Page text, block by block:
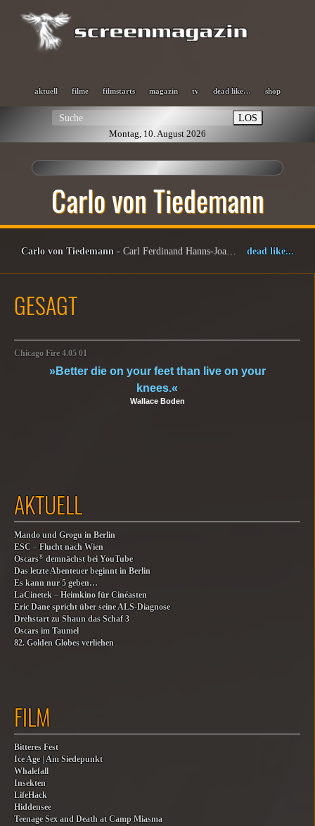
aktuell filme filmstarts magazin tv dead like… shop
LOS
Montag, 10. August 2026
Carlo von Tiedemann
Carlo von Tiedemann dead like...
GESAGT
Chicago Fire 4.05 01
»Better die on your feet than live on your
knees.«
Wallace Boden
AKTUELL
Mando und Grogu in Berlin
ESC – Flucht nach Wien
Oscars® demnächst bei YouTube
Das letzte Abenteuer beginnt in Berlin
Es kann nur 5 geben…
LaCinetek – Heimkino für Cinéasten
Eric Dane spricht über seine ALS-Diagnose
Drehstart zu Shaun das Schaf 3
Oscars im Taumel
82. Golden Globes verliehen
FILM
Bitteres Fest
Ice Age | Am Siedepunkt
Whalefall
Insekten
LifeHack
Hiddensee
Teenage Sex and Death at Camp Miasma